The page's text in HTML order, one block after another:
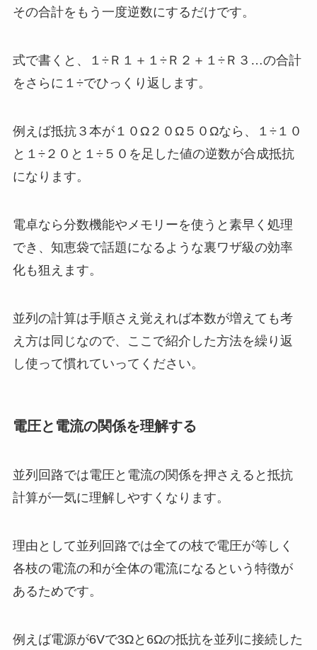
その合計をもう一度逆数にするだけです。
式で書くと、１÷Ｒ１＋１÷Ｒ２＋１÷Ｒ３…の合計
をさらに１÷でひっくり返します。
例えば抵抗３本が１０Ω２０Ω５０Ωなら、１÷１０
と１÷２０と１÷５０を足した値の逆数が合成抵抗
になります。
電卓なら分数機能やメモリーを使うと素早く処理
でき、知恵袋で話題になるような裏ワザ級の効率
化も狙えます。
並列の計算は手順さえ覚えれば本数が増えても考
え方は同じなので、ここで紹介した方法を繰り返
し使って慣れていってください。
電圧と電流の関係を理解する
並列回路では電圧と電流の関係を押さえると抵抗
計算が一気に理解しやすくなります。
理由として並列回路では全ての枝で電圧が等しく
各枝の電流の和が全体の電流になるという特徴が
あるためです。
例えば電源が6Vで3Ωと6Ωの抵抗を並列に接続した